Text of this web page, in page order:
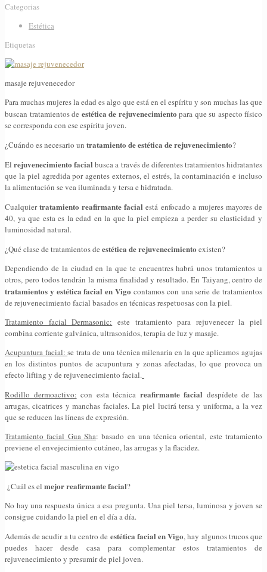
Categorias
Estética
Etiquetas
masaje rejuvenecedor
Para muchas mujeres la edad es algo que está en el espíritu y son muchas las que
buscan tratamientos de estética de rejuvenecimiento para que su aspecto físico
se corresponda con ese espíritu joven.
¿Cuándo es necesario un tratamiento de estética de rejuvenecimiento?
Elrejuvenecimiento facial busca a través de diferentes tratamientos hidratantes
que la piel agredida por agentes externos, el estrés, la contaminación e incluso
la alimentación se vea iluminada y tersa e hidratada.
Cualquiertratamiento reafirmante facialestá enfocado a mujeres mayores de
40, ya que esta es la edad en la que la piel empieza a perder su elasticidad y
luminosidad natural.
¿Qué clase de tratamientos de estética de rejuvenecimiento existen?
Dependiendo de la ciudad en la que te encuentres habrá unos tratamientos u
otros, pero todos tendrán la misma finalidad y resultado. En Taiyang, centro de
tratamientos y estética facial en Vigo contamos con una serie de tratamientos
de rejuvenecimiento facial basados en técnicas respetuosas con la piel.
Tratamiento facial Dermasonic: este tratamiento para rejuvenecer la piel
combina corriente galvánica, ultrasonidos, terapia de luz y masaje.
Acupuntura facial:se trata de una técnica milenaria en la que aplicamos agujas
en los distintos puntos de acupuntura y zonas afectadas, lo que provoca un
efecto lifting y de rejuvenecimiento facial.
Rodillo dermoactivo: con esta técnica reafirmante facial despídete de las
arrugas, cicatrices y manchas faciales. La piel lucirá tersa y uniforma, a la vez
que se reducen las líneas de expresión.
Tratamiento facial Gua Sha: basado en una técnica oriental, este tratamiento
previene el envejecimiento cutáneo, las arrugas y la flacidez.
¿Cuál es el mejor reafirmante facial?
No hay una respuesta única a esa pregunta. Una piel tersa, luminosa y joven se
consigue cuidando la piel en el día a día.
Además de acudir a tu centro de estética facial en Vigo, hay algunos trucos que
puedes hacer desde casa para complementar estos tratamientos de
rejuvenecimiento y presumir de piel joven.